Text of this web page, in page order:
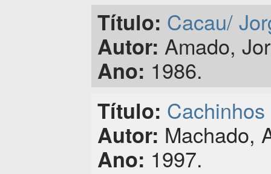
Título: Cacau/
Autor: Amado,
Ano: 1986.
Título:
Autor: Machado,
Ano: 1997.